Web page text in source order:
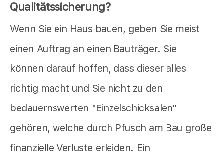
Qualitätssicherung?
Wenn Sie ein Haus bauen, geben Sie meist
einen Auftrag an einen Bauträger. Sie
können darauf hoffen, dass dieser alles
richtig macht und Sie nicht zu den
bedauernswerten "Einzelschicksalen"
gehören, welche durch Pfusch am Bau große
finanzielle Verluste erleiden. Ein